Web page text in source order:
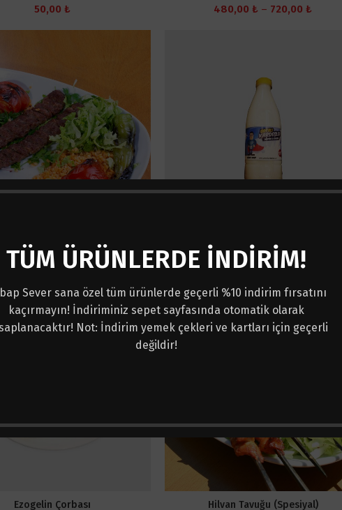
TÜM ÜRÜNLERDE İNDİRİM!
Sever sana özel tüm ürünlerde geçerli %10 indirim fırsatını
kaçırmayın! İndiriminiz sepet sayfasında otomatik olarak
Not: İndirim yemek çekleri ve kartları için geçerli
değildir!
50,00 ₺ 480,00 ₺ – 720,00 ₺Fiyat
Kebaplar
Fiyat
aralığı:
480,00 ₺
-
720,00 ₺
İçecekler
Ezogelin Çorbası
Hilvan Tavuğu (Spesiyal)